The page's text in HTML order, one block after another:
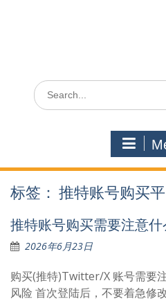
Search
for:
标签： 推特账号购买
推特账号购买需要注意什
2026年6月23日
购买(推特)Twitter/X 账号需要
风险 首次登陆后，不要着急修